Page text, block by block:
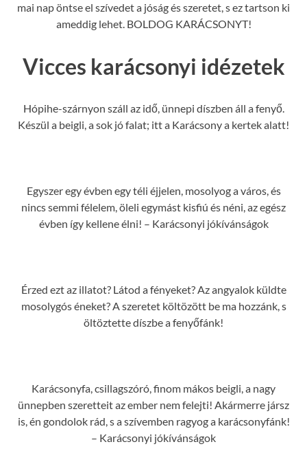
mai nap öntse el szívedet a jóság és szeretet, s ez tartson ki
ameddig lehet. BOLDOG KARÁCSONYT!
Vicces karácsonyi idézetek
Hópihe-szárnyon száll az idő, ünnepi díszben áll a fenyő.
Készül a beigli, a sok jó falat; itt a Karácsony a kertek alatt!
Egyszer egy évben egy téli éjjelen, mosolyog a város, és
nincs semmi félelem, öleli egymást kisfiú és néni, az egész
évben így kellene élni! – Karácsonyi jókívánságok
Érzed ezt az illatot? Látod a fényeket? Az angyalok küldte
mosolygós éneket? A szeretet költözött be ma hozzánk, s
öltöztette díszbe a fenyőfánk!
Karácsonyfa, csillagszóró, finom mákos beigli, a nagy
ünnepben szeretteit az ember nem felejti! Akármerre jársz
is, én gondolok rád, s a szívemben ragyog a karácsonyfánk!
– Karácsonyi jókívánságok